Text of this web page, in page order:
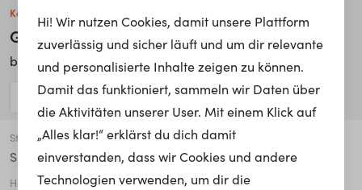
Katharina H.
Gesundheits- und Kinderkrankenpflegerin
bei Diakonie
Stadt
Speyer
Höchste abgeschlossene Ausbildung
Hi! Wir nutzen Cookies, damit unsere Plattform
zuverlässig und sicher läuft und um dir relevante
und personalisierte Inhalte zeigen zu können.
Damit das funktioniert, sammeln wir Daten über
die Aktivitäten unserer User. Mit einem Klick auf
„Alles klar!“ erklärst du dich damit
einverstanden, dass wir Cookies und andere
Technologien verwenden, um dir die